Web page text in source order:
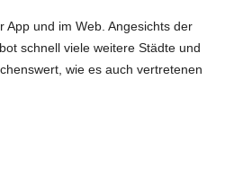
und im Web. Angesichts der
schnell viele weitere Städte und
wie es auch vertretenen